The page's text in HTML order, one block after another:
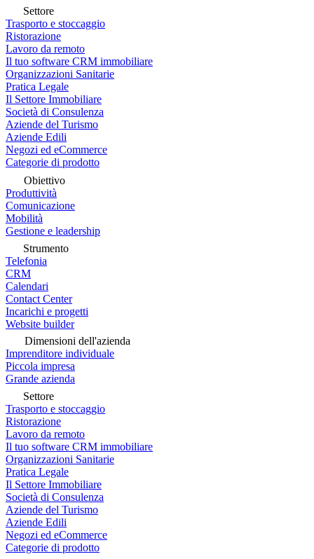
Settore
Trasporto e stoccaggio
Ristorazione
Lavoro da remoto
Il tuo software CRM immobiliare
Organizzazioni Sanitarie
Pratica Legale
Il Settore Immobiliare
Società di Consulenza
Aziende del Turismo
Aziende Edili
Negozi ed eCommerce
Categorie di prodotto
Obiettivo
Produttività
Comunicazione
Mobilità
Gestione e leadership
Strumento
Telefonia
CRM
Calendari
Contact Center
Incarichi e progetti
Website builder
Dimensioni dell'azienda
Imprenditore individuale
Piccola impresa
Grande azienda
Settore
Trasporto e stoccaggio
Ristorazione
Lavoro da remoto
Il tuo software CRM immobiliare
Organizzazioni Sanitarie
Pratica Legale
Il Settore Immobiliare
Società di Consulenza
Aziende del Turismo
Aziende Edili
Negozi ed eCommerce
Categorie di prodotto